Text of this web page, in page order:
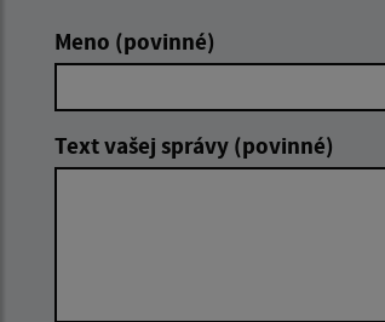
Meno (povinné)
Text vašej správy (povinné)